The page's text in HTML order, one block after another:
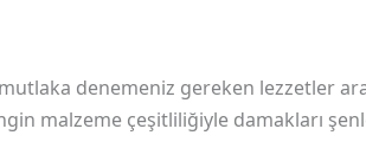
denemeniz gereken lezzetler
malzeme çeşitliliğiyle damakları